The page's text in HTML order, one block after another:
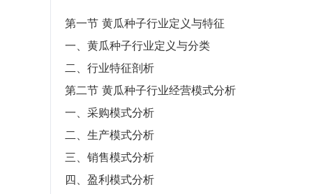
第一节 黄瓜种子行业定义与特征
一、黄瓜种子行业定义与分类
二、行业特征剖析
第二节 黄瓜种子行业经营模式分析
一、采购模式分析
二、生产模式分析
三、销售模式分析
四、盈利模式分析